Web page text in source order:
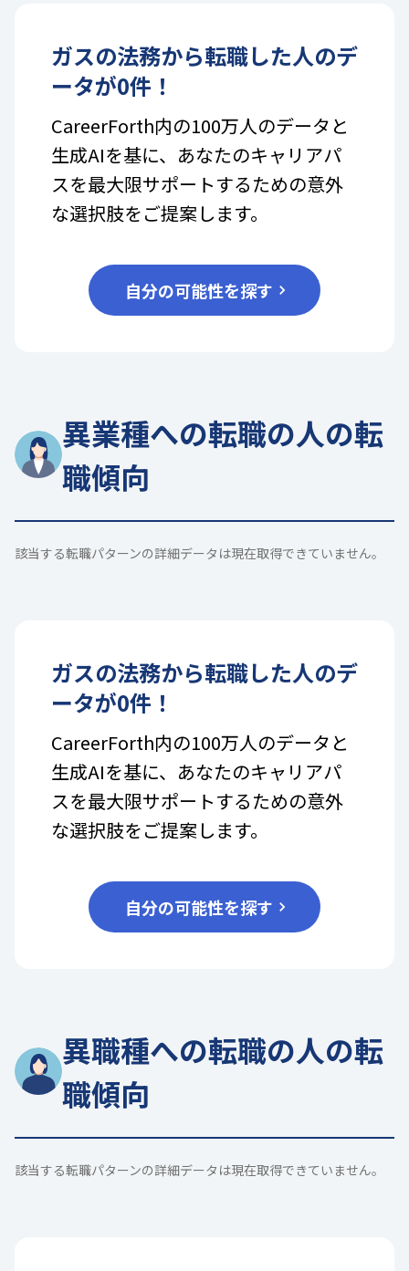
ガスの法務から転職した人のデ
ータが0件！
CareerForth内の100万人のデータと
生成AIを基に、あなたのキャリアパ
スを最大限サポートするための意外
な選択肢をご提案します。
自分の可能性を探す
異業種への転職の人の転
職傾向
該当する転職パターンの詳細データは現在取得できていません。
ガスの法務から転職した人のデ
ータが0件！
CareerForth内の100万人のデータと
生成AIを基に、あなたのキャリアパ
スを最大限サポートするための意外
な選択肢をご提案します。
自分の可能性を探す
異職種への転職の人の転
職傾向
該当する転職パターンの詳細データは現在取得できていません。